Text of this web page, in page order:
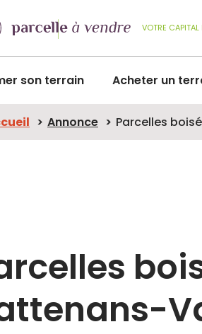
VOTRE CAPITAL
son terrain Acheter un
Annonce Parcelles